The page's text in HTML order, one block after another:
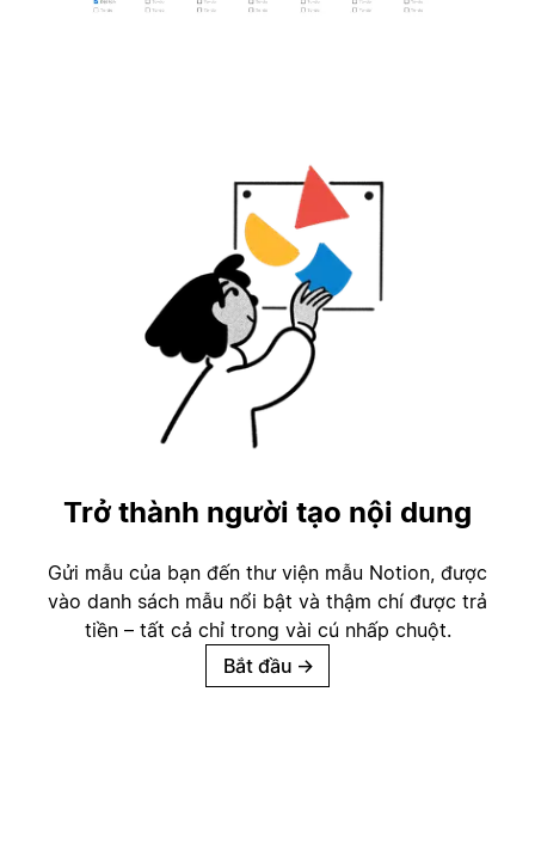
Trở thành người tạo nội dung
Gửi mẫu của bạn đến thư viện mẫu Notion, được
vào danh sách mẫu nổi bật và thậm chí được trả
tiền – tất cả chỉ trong vài cú nhấp chuột.
Bắt đầu →